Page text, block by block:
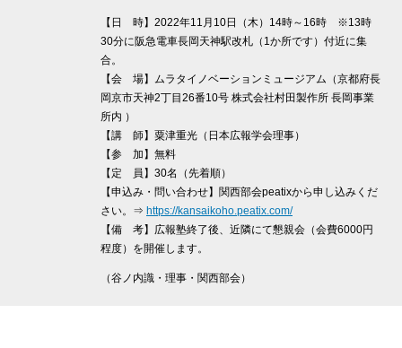
【日 時】2022年11月10日（木）14時～16時 ※13時
30分に阪急電車長岡天神駅改札（1か所です）付近に集
合。
【会 場】ムラタイノベーションミュージアム（京都府長
岡京市天神2丁目26番10号 株式会社村田製作所 長岡事業
所内 ）
【講 師】粟津重光（日本広報学会理事）
【参 加】無料
【定 員】30名（先着順）
【申込み・問い合わせ】関西部会peatixから申し込みくだ
さい。⇒ https://kansaikoho.peatix.com/
【備 考】広報塾終了後、近隣にて懇親会（会費6000円
程度）を開催します。
（谷ノ内識・理事・関西部会）